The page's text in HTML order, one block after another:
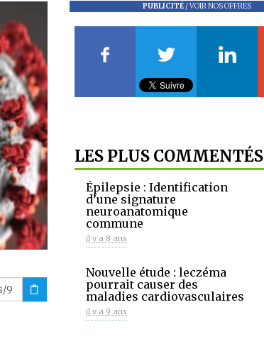
PUBLICITÉ/VOIR NOS OFFRES
LES PLUS COMMENTÉS
Épilepsie : Identification
d’une signature
neuroanatomique
commune
il y a 8 ans
Nouvelle étude : leczéma
pourrait causer des
maladies cardiovasculaires
il y a 9 ans